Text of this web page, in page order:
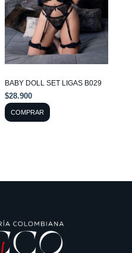
BABY DOLL SET LIGAS B029
$28.900
COMPRAR
Las
opciones
se
pueden
en
la